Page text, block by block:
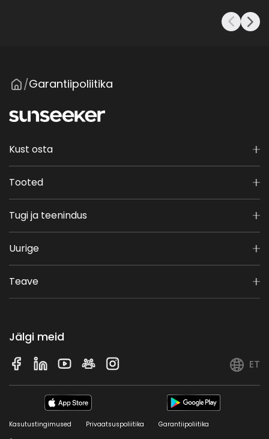
/Garantiipoliitika
Kust osta
Tooted
Tugi ja teenindus
Uurige
Teave
Jälgi meid
ET
Kasutustingimused Privaatsuspoliitika
Garantiipoliitika